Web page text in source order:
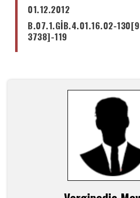
01.12.2012
B.07.1.GİB.4.01.16.02-
3738]-119